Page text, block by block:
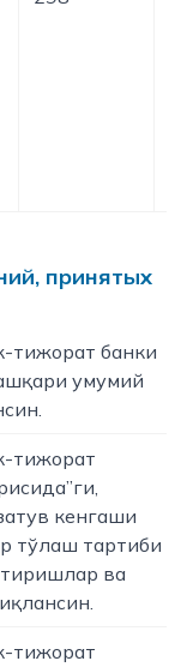
принятых
тижорат банки
умумий
тижорат
кенгаши
тўлаш тартиби
ва
тижорат